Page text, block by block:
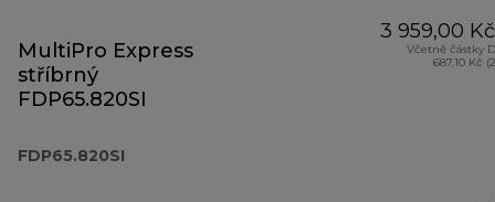
MultiPro Express
stříbrný
FDP65.820SI
FDP65.820SI
3 959,00 Kč
Včetně částky
687,10 Kč